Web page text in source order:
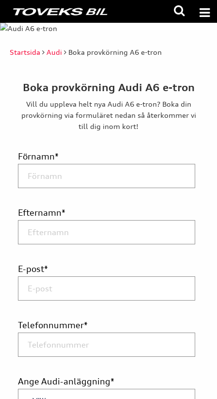
Startsida Audi Boka provkörning A6 e-tron
Boka provkörning Audi A6 e-tron
Vill du uppleva helt nya Audi A6 e-tron? Boka din
provkörning via formuläret nedan så återkommer vi
till dig inom kort!
Förnamn*
Efternamn*
E-post*
Telefonnummer*
Ange Audi-anläggning*